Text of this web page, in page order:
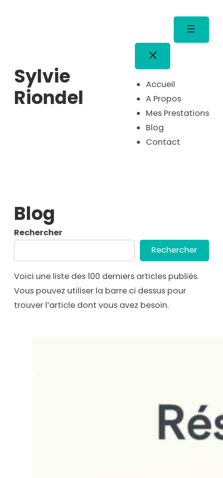
Sylvie
Riondel
Accueil
A Propos
Mes Prestations
Blog
Contact
Blog
Rechercher
Rechercher
Voici une liste des 100 derniers articles publiés.
Vous pouvez utiliser la barre ci dessus pour
trouver l’article dont vous avez besoin.